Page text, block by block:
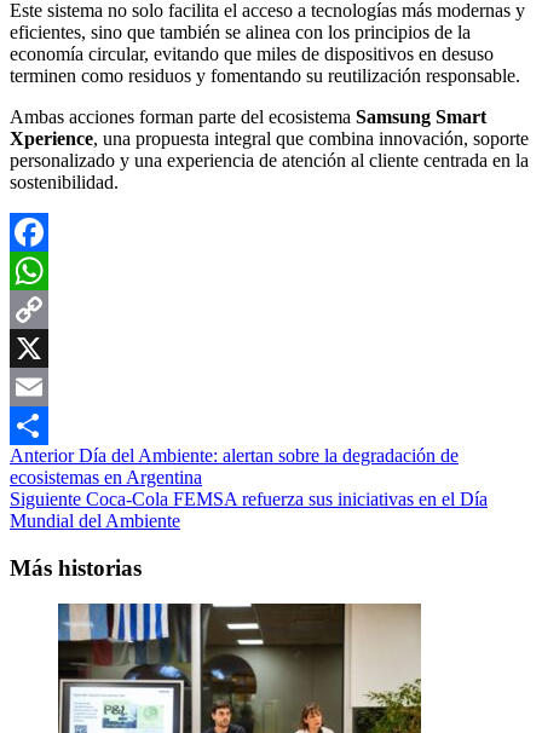
Este sistema no solo facilita el acceso a tecnologías más modernas y
eficientes, sino que también se alinea con los principios de la
economía circular, evitando que miles de dispositivos en desuso
terminen como residuos y fomentando su reutilización responsable.
Ambas acciones forman parte del ecosistema Samsung Smart
Xperience, una propuesta integral que combina innovación, soporte
personalizado y una experiencia de atención al cliente centrada en la
sostenibilidad.
Facebook
WhatsApp
Copy
Link
X
Email
Compartir
Navegación
de
entradas
AnteriorDía del Ambiente: alertan sobre la degradación de
ecosistemas en Argentina
Siguiente Coca-Cola FEMSA refuerza sus iniciativas en el Día
Mundial del Ambiente
Más historias